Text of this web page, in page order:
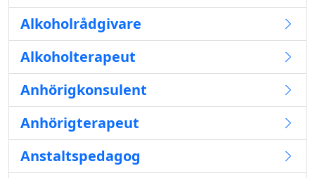
Alkoholrådgivare
Alkoholterapeut
Anhörigkonsulent
Anhörigterapeut
Anstaltspedagog